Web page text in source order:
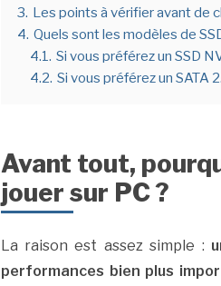
3. Les points à vérifier avant de
4. Quels sont les modèles de
4.1. Si vous préférez un SSD
4.2. Si vous préférez un SATA
Avant tout,
jouer sur PC ?
La raison est assez simple :
performances bien plus